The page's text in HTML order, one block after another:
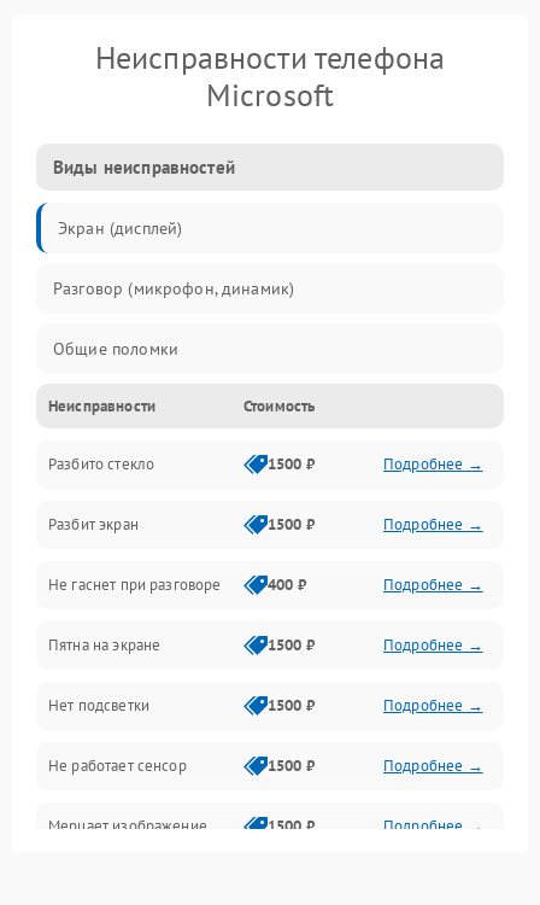
Неисправности телефона
Microsoft
Виды неисправностей
Экран (дисплей)
Разговор (микрофон, динамик)
Общие поломки
Проблемы связи
Камеры
Проблемы с дисплеем и сенсором
Зарядка
Проблемы с питанием, зарядкой и аккумулятором
Проблемы с работой системы, корпусом и другие
Неисправности Стоимость
Разбито стекло 1500 ₽ Подробнее →
Разбит экран 1500 ₽ Подробнее →
Не гаснет при разговоре 400 ₽ Подробнее →
Пятна на экране 1500 ₽ Подробнее →
Нет подсветки 1500 ₽ Подробнее →
Не работает сенсор 1500 ₽ Подробнее →
Мерцает изображение 1500 ₽ Подробнее →